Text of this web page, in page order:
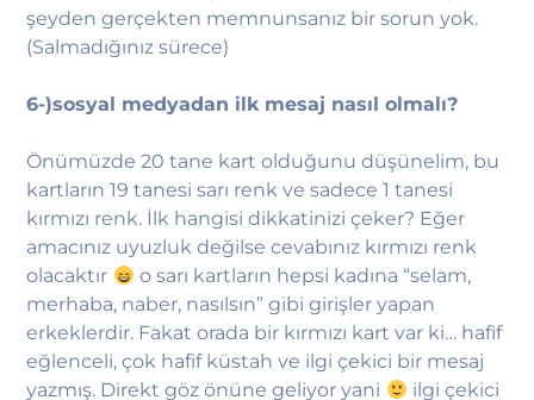
şeyden gerçekten memnunsanız bir sorun yok.
(Salmadığınız sürece)
6-)sosyal medyadan ilk mesaj nasıl olmalı?
Önümüzde 20 tane kart olduğunu düşünelim, bu
kartların 19 tanesi sarı renk ve sadece 1 tanesi
kırmızı renk. İlk hangisi dikkatinizi çeker? Eğer
amacınız uyuzluk değilse cevabınız kırmızı renk
olacaktır
o sarı kartların hepsi kadına “selam,
merhaba, naber, nasılsın” gibi girişler yapan
erkeklerdir. Fakat orada bir kırmızı kart var ki… hafif
eğlenceli, çok hafif küstah ve ilgi çekici bir mesaj
yazmış. Direkt göz önüne geliyor yani
ilgi çekici